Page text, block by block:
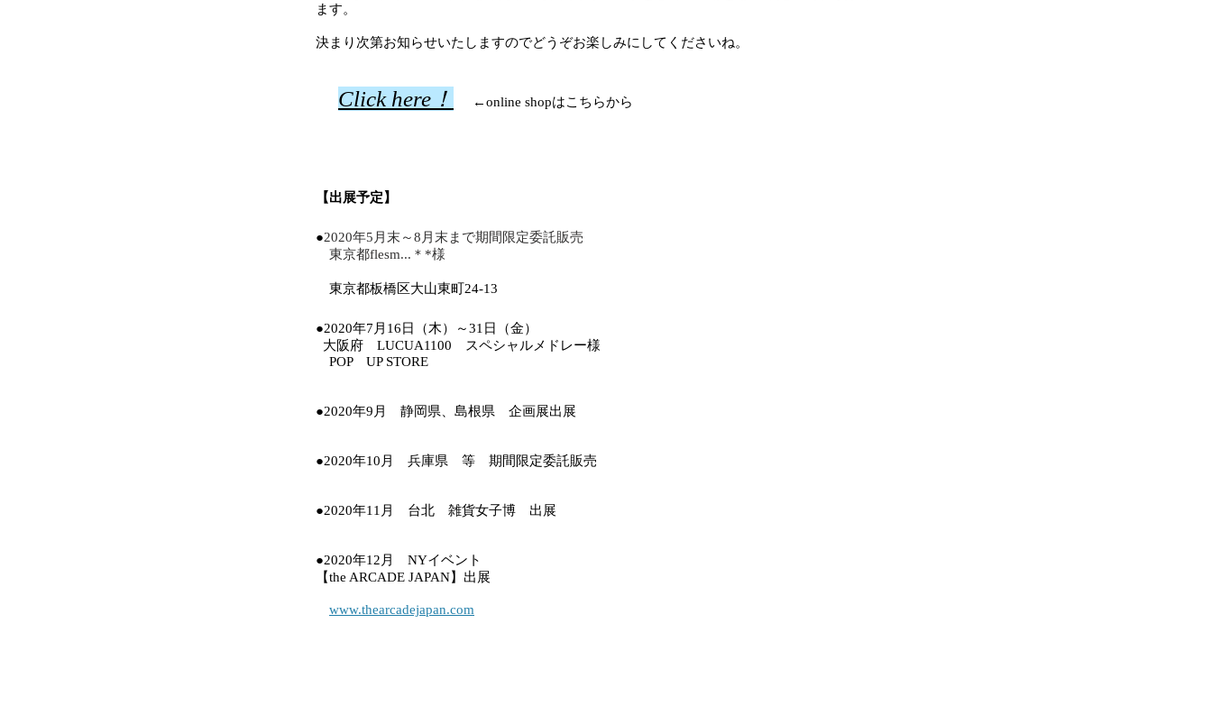
ます。
決まり次第お知らせいたしますのでどうぞお楽しみにしてくださいね。
Click here！ ←online shopはこちらから
​【出展予定】
●2020年5月末～8月末まで期間限定委託販売
東京都flesm...＊*様
東京都板橋区大山東町24-13
●2020年7月16日（木）～31日（金）
大阪府 LUCUA1100 スペシャルメドレー様
POP UP STORE
●2020年9月 静岡県、島根県 企画展出展
●2020年10月 兵庫県 等 期間限定委託販売
●2020年11月 台北 雑貨女子博 出展
●2020年12月 NYイベント
【the ARCADE JAPAN】出展
www.thearcadejapan.com